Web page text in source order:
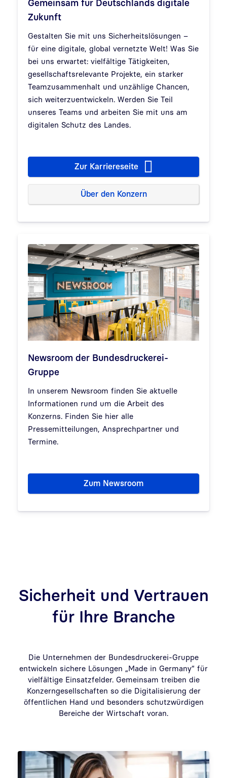
Gemeinsam für Deutschlands digitale
Zukunft
Gestalten Sie mit uns Sicherheitslösungen –
für eine digitale, global vernetzte Welt! Was Sie
bei uns erwartet: vielfältige Tätigkeiten,
gesellschaftsrelevante Projekte, ein starker
Teamzusammenhalt und unzählige Chancen,
sich weiterzuentwickeln. Werden Sie Teil
unseres Teams und arbeiten Sie mit uns am
digitalen Schutz des Landes.
Zur Karriereseite
Über den Konzern
Newsroom der Bundesdruckerei-
Gruppe
In unserem Newsroom finden Sie aktuelle
Informationen rund um die Arbeit des
Konzerns. Finden Sie hier alle
Pressemitteilungen, Ansprechpartner und
Termine.
Zum Newsroom
Sicherheit und Vertrauen
für Ihre Branche
Die Unternehmen der Bundesdruckerei-Gruppe
entwickeln sichere Lösungen „Made in Germany“ für
vielfältige Einsatzfelder. Gemeinsam treiben die
Konzerngesellschaften so die Digitalisierung der
öffentlichen Hand und besonders schutzwürdigen
Bereiche der Wirtschaft voran.